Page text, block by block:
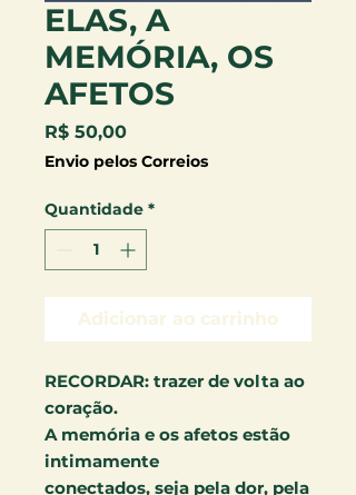
ELAS, A
MEMÓRIA, OS
AFETOS
R$ 50,00Preço
Envio pelos Correios
Quantidade *
Adicionar ao carrinho
RECORDAR: trazer de volta ao
coração.
A memória e os afetos estão
intimamente
conectados, seja pela dor, pela